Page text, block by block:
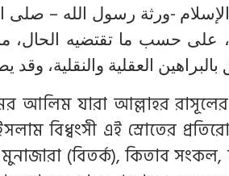
الإسلام -ورثة رسول الله –
على حسب ما تقتضيه الحال،
بالبراهين العقلية والنقلية،
আলিম যারা আল্লাহর
বিধ্বংসী এই স্রোতের
মুনাজারা (বিতর্ক), কিতাব